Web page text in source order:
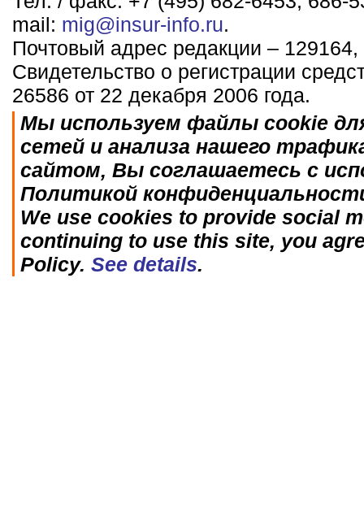
mail: mig@insur-info.ru.
Почтовый адрес редакции –
Свидетельство о регистрации
26586 от 22 декабря 2006 года.
Мы используем файлы cookie
сетей и анализа нашего
сайтом, Вы соглашаетесь с
Политикой
We use cookies to provide social
continuing to use this site, you
Policy. See details.